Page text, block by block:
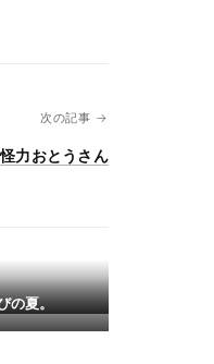
次の記事 →
怪力おとうさん
の夏。